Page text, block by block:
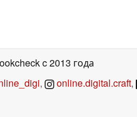
c 2013 года
, online.digital.craft,